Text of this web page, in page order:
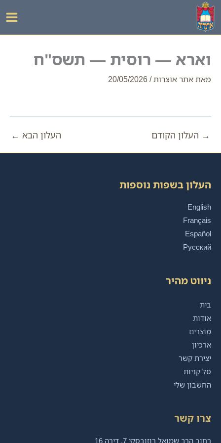
דילוג
לתוכן
וארא — רוסית — תשס"ח
מאתאתר אוצרות/
20/05/2026
→ העלון הקודם העלון הבא ←
העלון בשפות נוספות
English
Français
Español
Русский
ניווט מהיר
בית
אודות
מוצרים
ארכיון
יצירת קשר
סל קניות
החשבון שלי
צרו קשר
רחוב הרב שמואל רוזובסקי 7, דירה 16